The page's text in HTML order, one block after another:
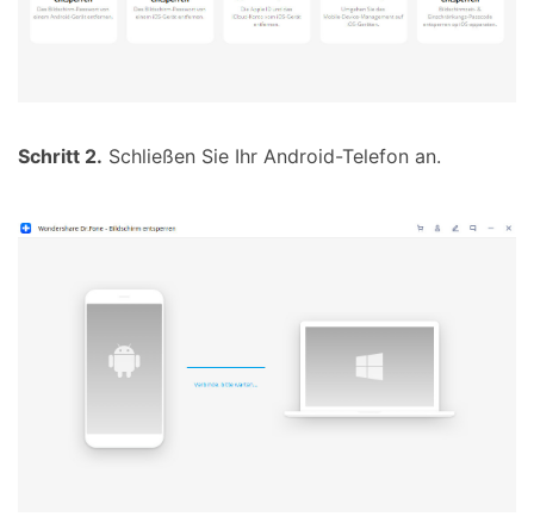
Schritt 2. Schließen Sie Ihr Android-Telefon an.